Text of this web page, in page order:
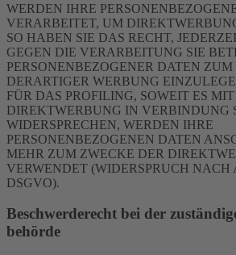
WERDEN IHRE
VERARBEITET, UM
SO HABEN SIE DAS RECHT,
GEGEN DIE VERARBEITUNG SIE
PERSONENBEZOGENER DATEN
DERARTIGER WERBUNG
FÜR DAS PROFILING, SOWEIT ES
DIREKTWERBUNG IN VERBINDUNG
WIDERSPRECHEN, WERDEN IHRE
PERSONENBEZOGENEN DATEN
MEHR ZUM ZWECKE DER
VERWENDET (WIDERSPRUCH NACH
DSGVO).
Beschwerde­recht bei der
behörde